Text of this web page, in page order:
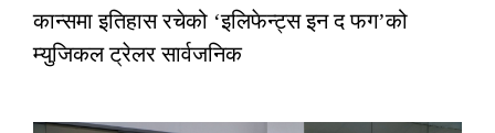
कान्समा इतिहास रचेको ‘इलिफेन्ट्स इन द फग’को
म्युजिकल ट्रेलर सार्वजनिक